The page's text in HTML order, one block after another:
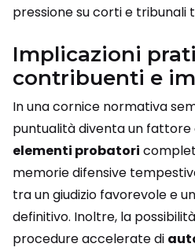
pressione su corti e tribunali
Implicazioni
contribuenti e
In una cornice normativa
puntualità diventa un
elementi probatori
memorie difensive
tra un giudizio favorevole e
definitivo. Inoltre, la
procedure accelerate di